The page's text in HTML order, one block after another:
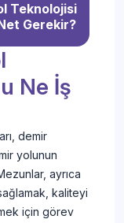
Teknolojisi
Gerekir?
Ne İş
demir
yolunun
ayrıca
sağlamak, kaliteyi
için görev